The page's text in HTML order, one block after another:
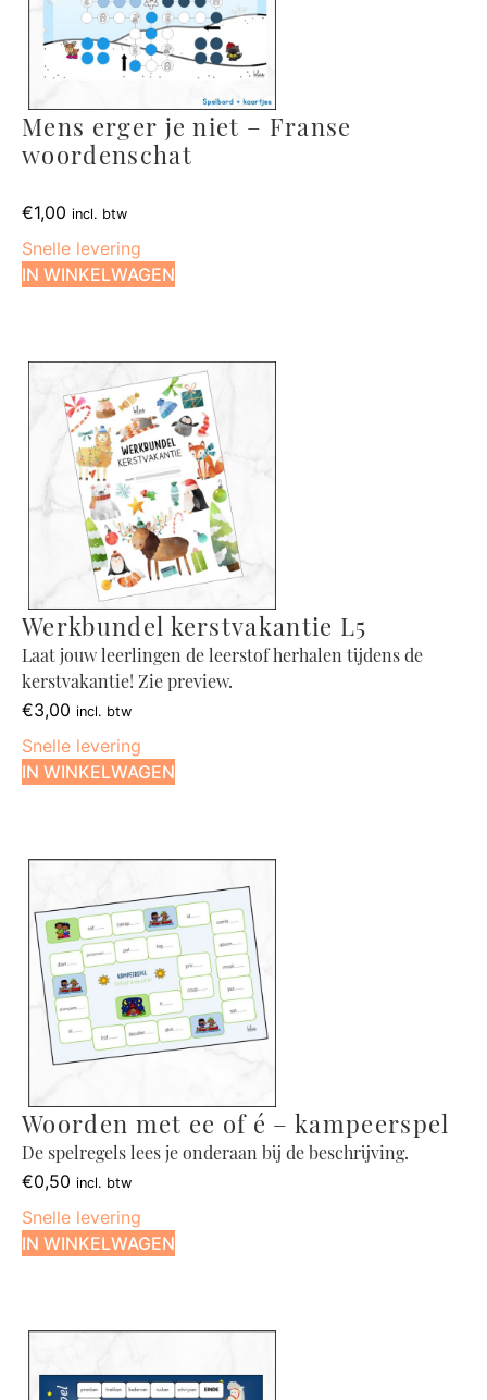
Mens erger je niet – Franse
woordenschat
€1,00 incl. btw
Snelle levering
IN WINKELWAGEN
Werkbundel kerstvakantie L5
Laat jouw leerlingen de leerstof herhalen tijdens de
kerstvakantie! Zie preview.
€3,00 incl. btw
Snelle levering
IN WINKELWAGEN
Woorden met ee of é – kampeerspel
De spelregels lees je onderaan bij de beschrijving.
€0,50 incl. btw
Snelle levering
IN WINKELWAGEN